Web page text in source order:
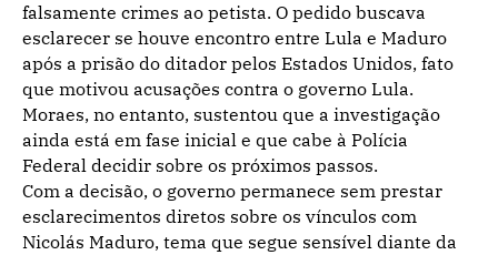
falsamente crimes ao petista. O pedido buscava
esclarecer se houve encontro entre Lula e Maduro
após a prisão do ditador pelos Estados Unidos, fato
que motivou acusações contra o governo Lula.
Moraes, no entanto, sustentou que a investigação
ainda está em fase inicial e que cabe à Polícia
Federal decidir sobre os próximos passos.
Com a decisão, o governo permanece sem prestar
esclarecimentos diretos sobre os vínculos com
Nicolás Maduro, tema que segue sensível diante da